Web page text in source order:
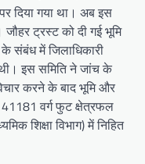
दिया गया था। अब इस
ट्रस्ट को दी गई भूमि
संबंध में जिलाधिकारी
इस समिति ने जांच के
करने के बाद भूमि और
वर्ग फुट क्षेत्रफल
शिक्षा विभाग) में निहित